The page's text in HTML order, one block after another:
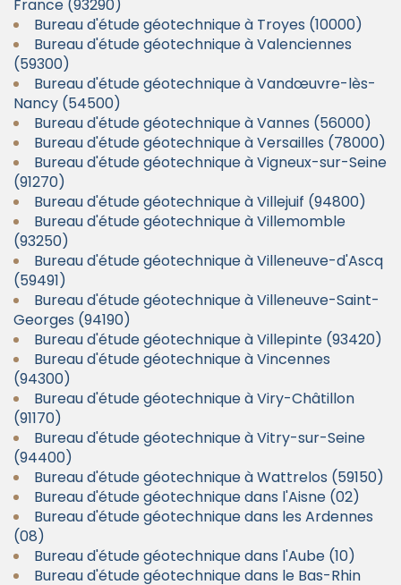
France (93290)
Bureau d'étude géotechnique à Troyes (10000)
Bureau d'étude géotechnique à Valenciennes
(59300)
Bureau d'étude géotechnique à Vandœuvre-lès-
Nancy (54500)
Bureau d'étude géotechnique à Vannes (56000)
Bureau d'étude géotechnique à Versailles (78000)
Bureau d'étude géotechnique à Vigneux-sur-Seine
(91270)
Bureau d'étude géotechnique à Villejuif (94800)
Bureau d'étude géotechnique à Villemomble
(93250)
Bureau d'étude géotechnique à Villeneuve-d'Ascq
(59491)
Bureau d'étude géotechnique à Villeneuve-Saint-
Georges (94190)
Bureau d'étude géotechnique à Villepinte (93420)
Bureau d'étude géotechnique à Vincennes
(94300)
Bureau d'étude géotechnique à Viry-Châtillon
(91170)
Bureau d'étude géotechnique à Vitry-sur-Seine
(94400)
Bureau d'étude géotechnique à Wattrelos (59150)
Bureau d'étude géotechnique dans l'Aisne (02)
Bureau d'étude géotechnique dans les Ardennes
(08)
Bureau d'étude géotechnique dans l'Aube (10)
Bureau d'étude géotechnique dans le Bas-Rhin